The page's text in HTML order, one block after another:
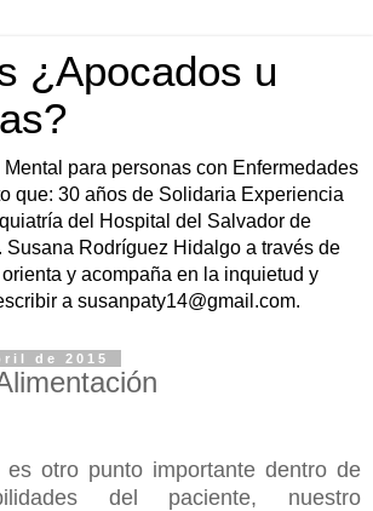
¿Apocados u
para personas con Enfermedades
que: 30 años de Solidaria Experiencia
del Hospital del Salvador de
Susana Rodríguez Hidalgo a través de
y acompaña en la inquietud y
a susanpaty14@gmail.com.
de 2015
es otro punto importante dentro de
del paciente, nuestro